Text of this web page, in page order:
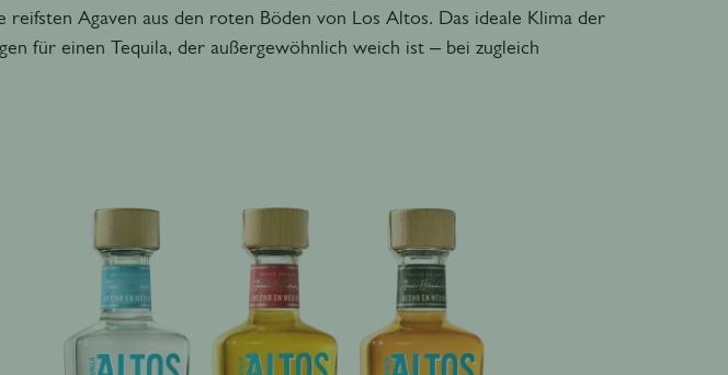
reifsten Agaven aus den roten Böden von Los Altos. Das ideale Klima der
für einen Tequila, der außergewöhnlich weich ist – bei zugleich